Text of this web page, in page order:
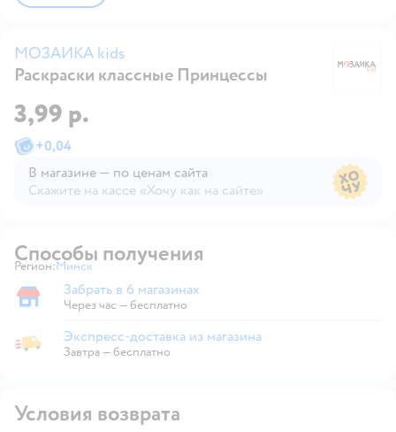
МОЗАИКА kids
Раскраски классные Принцессы
3,99 р.
+0,04
В магазине — по ценам сайта
Скажите на кассе «Хочу как на сайте»
Способы получения
Регион: Выбор адреса доставки.
Минск
Забрать в магазине
Забрать в 6 магазинах
Через час — бесплатно
Экспресс-доставка из магазина
Экспресс-доставка из магазина
Завтра—бесплатно
Условия возврата